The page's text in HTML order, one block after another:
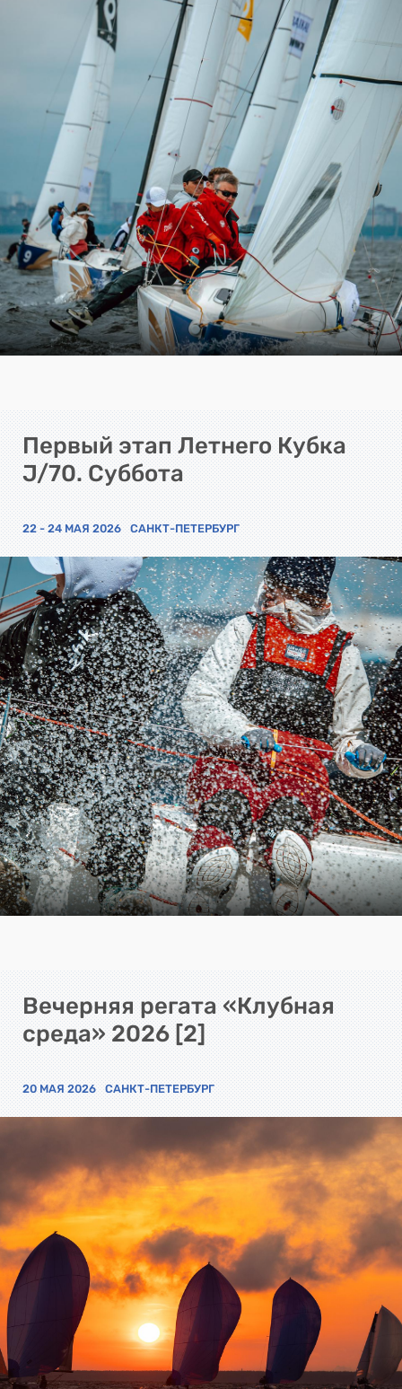
Первый этап Летнего Кубка
J/70. Суббота
22 - 24 МАЯ 2026 САНКТ-ПЕТЕРБУРГ
Вечерняя регата «Клубная
среда» 2026 [2]
20 МАЯ 2026 САНКТ-ПЕТЕРБУРГ